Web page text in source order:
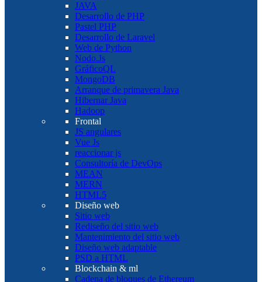
JAVA
Desarrollo de PHP
Pastel PHP
Desarrollo de Laravel
Web de Python
Nodo.Js
GráficoQL
MongoDB
Arranque de primavera Java
Hibernar Java
Hadoop
Frontal
JS angulares
Vue Js
reaccionar js
Consultoría de DevOps
MEAN
MERN
HTML5
Diseño web
Sitio web
Rediseño del sitio web
Mantenimiento del sitio web
Diseño web adaptable
PSD a HTML
Blockchain & ml
Cadena de bloques de Ethereum